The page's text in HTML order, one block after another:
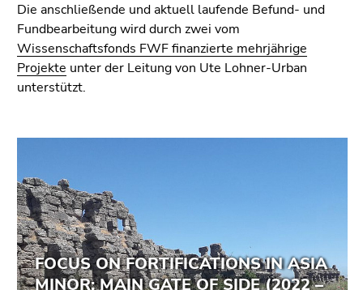
(Zugriffstaste
5)
Zu
den
Seiteneinstellungen
Suche
(Zugriffstaste
9)
Die anschließende und aktuell laufende Befund- und
Fundbearbeitung wird durch zwei vom
Wissenschaftsfonds FWF finanzierte mehrjährige
Projekte unter der Leitung von Ute Lohner-Urban
unterstützt.